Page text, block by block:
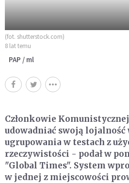
(fot. shutterstock.com)
8 lat temu
PAP / ml
Członkowie
udowadniać swoją lojalność
ugrupowania w testach z
rzeczywistości - podał w
"Global Times". System
w jednej z miejscowości